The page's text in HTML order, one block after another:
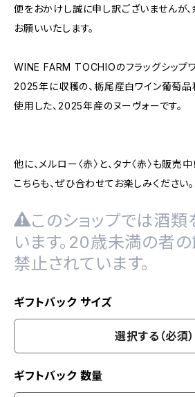
便をおかけし誠に申し訳ございませんが
お願いいたします。
WINE FARM TOCHIOのフラッグシップ
2025年に収穫の、栃尾産白ワイン葡萄品
使用した、2025年産のヌーヴォーです。
他に、メルロー〈赤〉と、タナ〈赤〉も販売中！
こちらも、ぜひ合わせてお楽しみください。
このショップでは酒類
います。20歳未満の者
禁止されています。
ギフトバック サイズ
選択する（必須）
ギフトバック 数量